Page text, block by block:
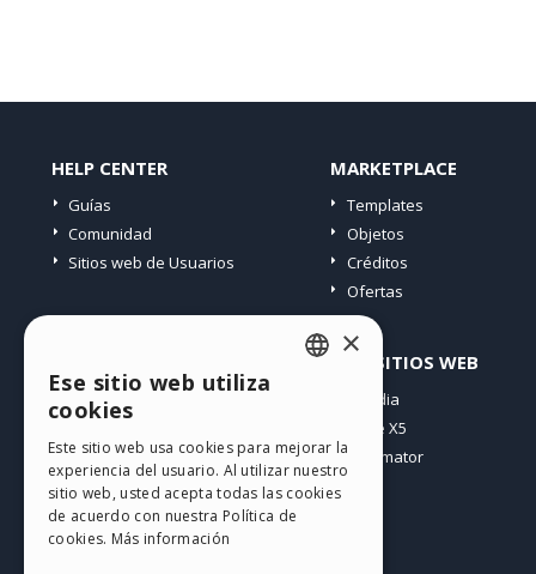
HELP CENTER
Guías
Comunidad
Sitios web de Usuarios
MARKETPLACE
Templates
Objetos
Créditos
Ofertas
Mis post
Mis download
Espacio Web
Mis Créditos
OTROS SITIOS WEB
Incomedia
WebSite X5
WebAnimator
GERMAN
SPANISH
×
Ese sitio web utiliza
cookies
Este sitio web usa cookies para mejorar la
experiencia del usuario. Al utilizar nuestro
sitio web, usted acepta todas las cookies
de acuerdo con nuestra Política de
cookies. Más información